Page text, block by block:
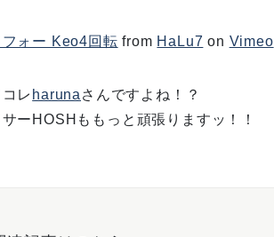
フォー Keo4回転 from HaLu7 on Vimeo
レ haruna さんですよね！？
ーHOSHももっと頑張りますッ！！